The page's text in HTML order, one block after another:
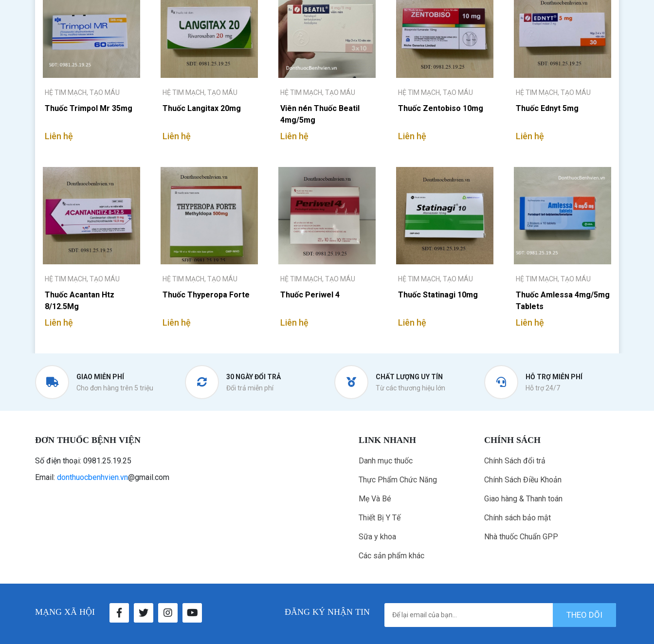
HỆ TIM MẠCH, TẠO MÁU
Thuốc Trimpol Mr 35mg
Liên hệ
HỆ TIM MẠCH, TẠO MÁU
Thuốc Langitax 20mg
Liên hệ
HỆ TIM MẠCH, TẠO MÁU
Viên nén Thuốc Beatil
4mg/5mg
Liên hệ
HỆ TIM MẠCH, TẠO MÁU
Thuốc Zentobiso 10mg
Liên hệ
HỆ TIM MẠCH, TẠO MÁU
Thuốc Ednyt 5mg
Liên hệ
HỆ TIM MẠCH, TẠO MÁU
Thuốc Acantan Htz
8/12.5Mg
Liên hệ
HỆ TIM MẠCH, TẠO MÁU
Thuốc Thyperopa Forte
Liên hệ
HỆ TIM MẠCH, TẠO MÁU
Thuốc Periwel 4
Liên hệ
HỆ TIM MẠCH, TẠO MÁU
Thuốc Statinagi 10mg
Liên hệ
HỆ TIM MẠCH, TẠO MÁU
Thuốc Amlessa 4mg/5mg
Tablets
Liên hệ
GIAO MIỄN PHÍ
Cho đơn hàng trên 5 triệu
30 NGÀY ĐỔI TRẢ
Đổi trả miễn phí
CHẤT LƯỢNG UY TÍN
Từ các thương hiệu lớn
HỖ TRỢ MIỄN PHÍ
Hỗ trợ 24/7
ĐƠN THUỐC BỆNH VIỆN
Số điện thoại: 0981.25.19.25
Email: donthuocbenhvien.vn@gmail.com
LINK NHANH
Danh mục thuốc
Thực Phẩm Chức Năng
Mẹ Và Bé
Thiết Bị Y Tế
Sữa y khoa
Các sản phẩm khác
CHÍNH SÁCH
Chính Sách đổi trả
Chính Sách Điều Khoản
Giao hàng & Thanh toán
Chính sách bảo mật
Nhà thuốc Chuẩn GPP
MẠNG XÃ HỘI ĐĂNG KÝ NHẬN TIN THEO DÕI